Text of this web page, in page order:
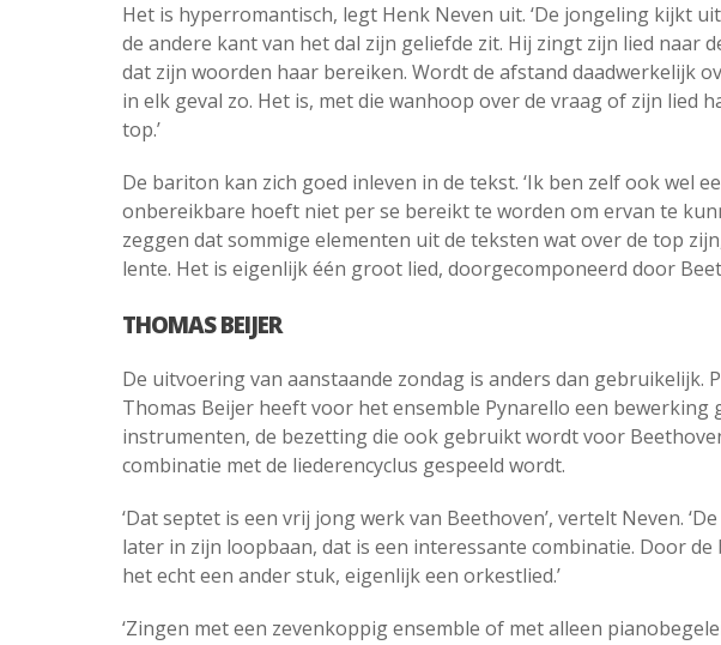
Het is hyperromantisch, legt Henk Neven uit. ‘De jongeling kijkt
de andere kant van het dal zijn geliefde zit. Hij zingt zijn lied naar
dat zijn woorden haar bereiken. Wordt de afstand daadwerkelijk
in elk geval zo. Het is, met die wanhoop over de vraag of zijn lied
top.’
De bariton kan zich goed inleven in de tekst. ‘Ik ben zelf ook wel
onbereikbare hoeft niet per se bereikt te worden om ervan te
zeggen dat sommige elementen uit de teksten wat over de top
lente. Het is eigenlijk één groot lied, doorgecomponeerd door
THOMAS BEIJER
De uitvoering van aanstaande zondag is anders dan gebruikelijk.
Thomas Beijer heeft voor het ensemble Pynarello een bewerking
instrumenten, de bezetting die ook gebruikt wordt voor
combinatie met de liederencyclus gespeeld wordt.
‘Dat septet is een vrij jong werk van Beethoven’, vertelt Neven.
later in zijn loopbaan, dat is een interessante combinatie. Door
het echt een ander stuk, eigenlijk een orkestlied.’
‘Zingen met een zevenkoppig ensemble of met alleen